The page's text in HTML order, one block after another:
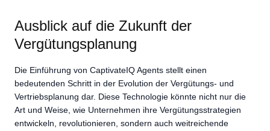
Ausblick auf die Zukunft der
Vergütungsplanung
Die Einführung von CaptivateIQ Agents stellt einen
bedeutenden Schritt in der Evolution der Vergütungs- und
Vertriebsplanung dar. Diese Technologie könnte nicht nur die
Art und Weise, wie Unternehmen ihre Vergütungsstrategien
entwickeln, revolutionieren, sondern auch weitreichende